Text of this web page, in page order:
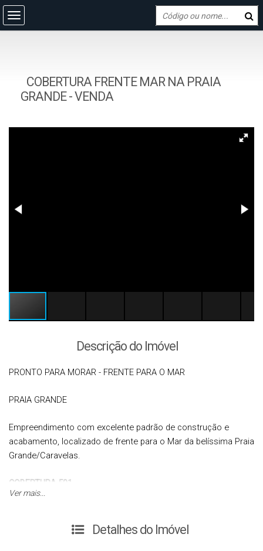
COBERTURA FRENTE MAR NA PRAIA
GRANDE - VENDA
Descrição do Imóvel
PRONTO PARA MORAR - FRENTE PARA O MAR
PRAIA GRANDE
Empreendimento com excelente padrão de construção e
acabamento, localizado de frente para o Mar da belíssima Praia
Grande/Caravelas.
COBERTURA.501
_04 dormitórios (sendo 02 suítes);
Ver mais...
Detalhes do Imóvel